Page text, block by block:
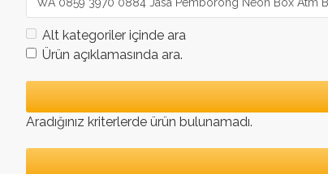
Alt kategoriler içinde ara
Ürün açıklamasında ara.
Aradığınız kriterlerde ürün bulunamadı.